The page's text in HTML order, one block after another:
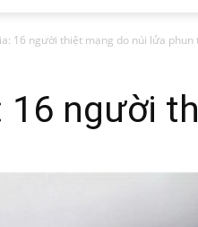
16 người thiệt mạng do núi lửa phun
16 người